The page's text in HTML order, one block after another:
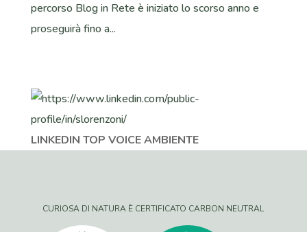
percorso Blog in Rete è iniziato lo scorso anno e
proseguirà fino a...
LINKEDIN TOP VOICE AMBIENTE
CURIOSA DI NATURA È CERTIFICATO CARBON NEUTRAL